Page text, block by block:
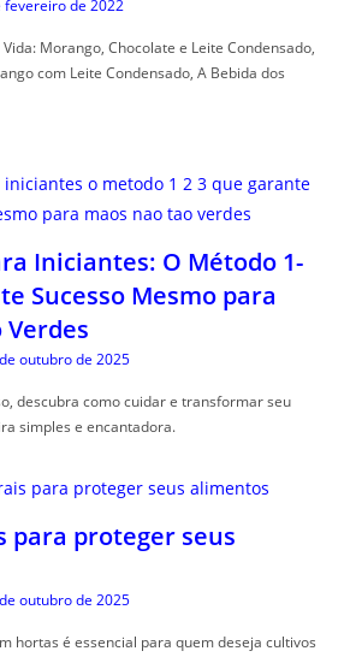
fevereiro de 2022
Morango, Chocolate e Leite Condensado,
com Leite Condensado, A Bebida dos
Iniciantes: O Método 1-
Sucesso Mesmo para
Verdes
outubro de 2025
descubra como cuidar e transformar seu
simples e encantadora.
para proteger seus
outubro de 2025
hortas é essencial para quem deseja cultivos